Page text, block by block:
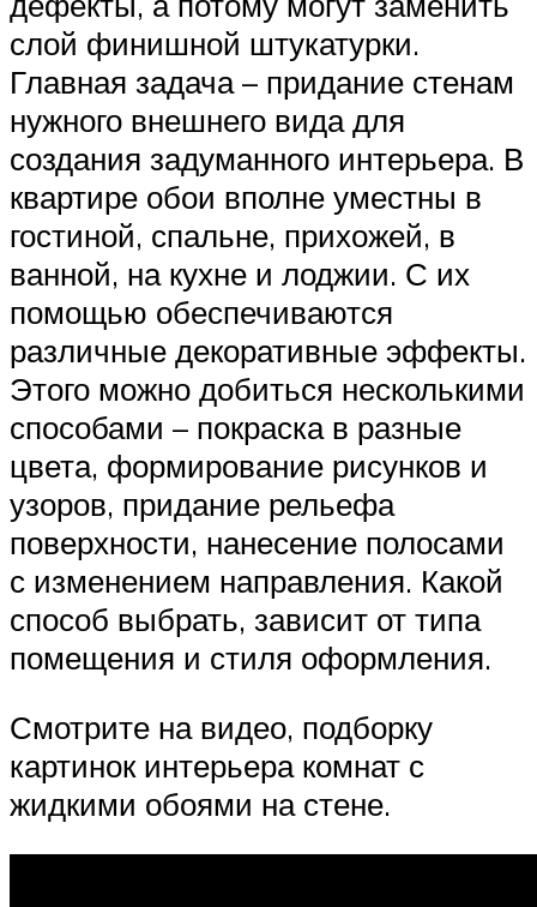
слой финишной штукатурки.
Главная задача – придание стенам
нужного внешнего вида для
создания задуманного интерьера. В
квартире обои вполне уместны в
гостиной, спальне, прихожей, в
ванной, на кухне и лоджии. С их
помощью обеспечиваются
различные декоративные эффекты.
Этого можно добиться несколькими
способами – покраска в разные
цвета, формирование рисунков и
узоров, придание рельефа
поверхности, нанесение полосами
с изменением направления. Какой
способ выбрать, зависит от типа
помещения и стиля оформления.
Смотрите на видео, подборку
картинок интерьера комнат с
жидкими обоями на стене.